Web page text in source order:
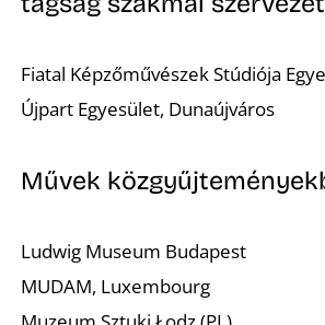
Fiatal Képzőművészek Stúdiója
Újpart Egyesület, Dunaújváros
Művek
Ludwig Museum Budapest
MUDAM, Luxembourg